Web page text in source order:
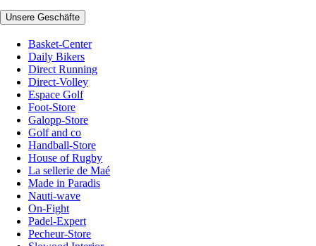
Unsere Geschäfte
Basket-Center
Daily Bikers
Direct Running
Direct-Volley
Espace Golf
Foot-Store
Galopp-Store
Golf and co
Handball-Store
House of Rugby
La sellerie de Maé
Made in Paradis
Nauti-wave
On-Fight
Padel-Expert
Pecheur-Store